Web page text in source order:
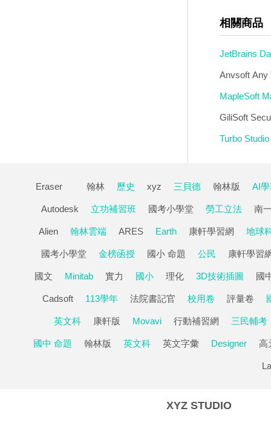
相關商品
JetBrains
Anvsoft Any
MapleSoft
GiliSoft
Turbo
Eraser 翰林 歷史 xyz 三貝德 翰林版 AI
Autodesk 立功補習班 國考小學堂 勞工立法 南
Alien 翰林雲端 ARES Earth 康軒學習網 地球
國考小學堂 金榜函授 國小 命題 公民 康軒學習
國文 Minitab 實力 國小 理化 3D技術插圖 國
Cadsoft 113學年 法院書記官 校用卷 評量卷
英文科 康軒版 Movavi 行動補習網 三民輔考
國中 命題 翰林版 英文科 英文字彙 Designer 高
XYZ STUDIO